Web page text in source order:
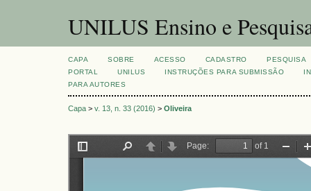
UNILUS Ensino e
CAPA SOBRE ACESSO CADASTRO
PESQUISA
PORTAL
UNILUS INSTRUÇÕES PARA SUBMISSÃO
PARA AUTORES
Capa > v. 13, n. 33 (2016) > Oliveira